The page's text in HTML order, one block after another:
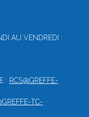
AU VENDREDI :
: RCS@GREFFE-
TC-